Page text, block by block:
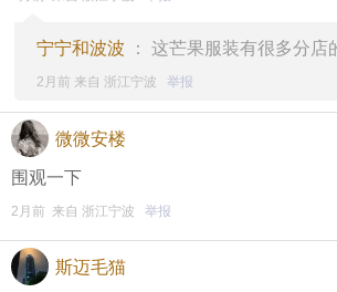
宁宁和波波 ： 这芒果服装有很多分店
2月前 来自 浙江宁波 举报
微微安楼
围观一下
2月前 来自 浙江宁波 举报
斯迈毛猫